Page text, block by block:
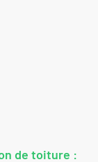
de toiture :